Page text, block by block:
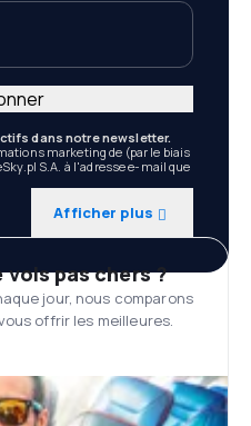
dans notre newsletter.
marketing de (par le biais
S.A. à l'adresse e-mail que
Afficher plus
vols pas chers ?
jour, nous comparons
offrir les meilleures.